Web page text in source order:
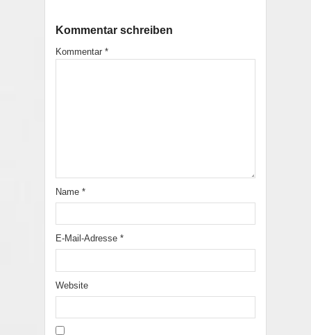
Kommentar schreiben
Kommentar *
Name *
E-Mail-Adresse *
Website